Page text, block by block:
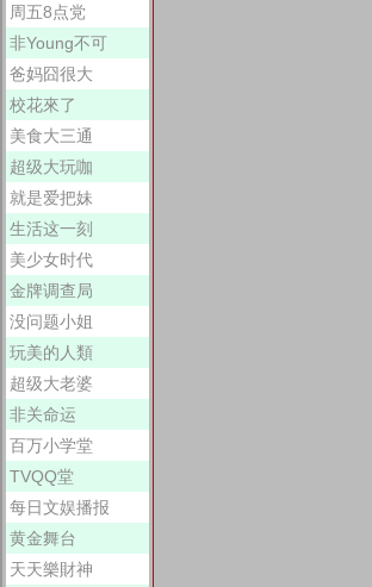
周五8点党
非Young不可
爸妈囧很大
校花來了
美食大三通
超级大玩咖
就是爱把妹
生活这一刻
美少女时代
金牌调查局
没问题小姐
玩美的人類
超级大老婆
非关命运
百万小学堂
TVQQ堂
每日文娱播报
黄金舞台
天天樂財神